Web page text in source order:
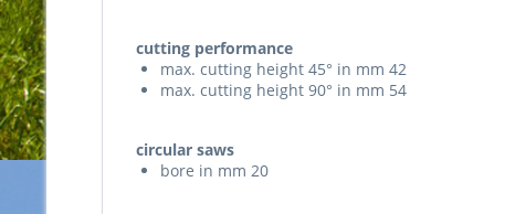
cutting performance
max. cutting height 45° in mm 42
max. cutting height 90° in mm 54
circular saws
bore in mm 20